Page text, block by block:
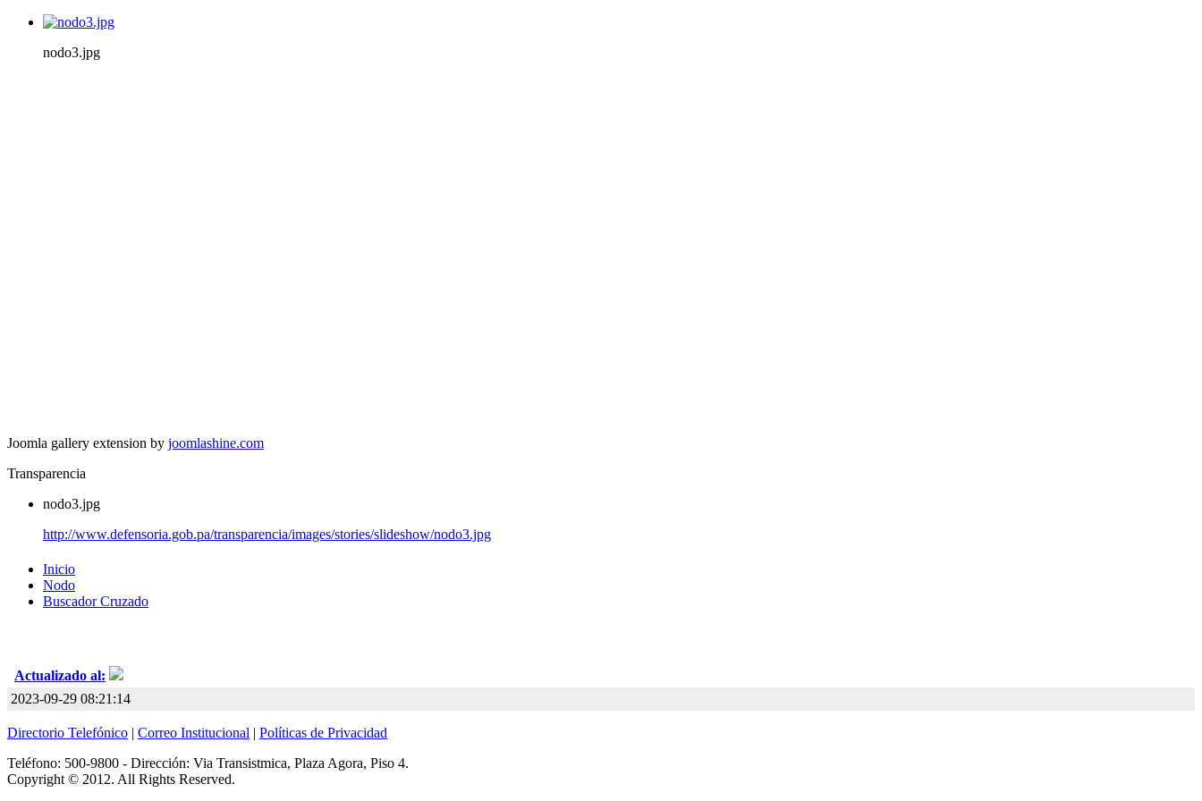
nodo3.jpg
Joomla gallery extension by joomlashine.com
Transparencia
nodo3.jpg
http://www.defensoria.gob.pa/transparencia/images/stories/slideshow/nodo3.jpg
Inicio
Nodo
Buscador Cruzado
Actualizado al:
2023-09-29 08:21:14
Directorio Telefónico | Correo Institucional | Políticas de Privacidad
Teléfono: 500-9800 - Dirección: Via Transistmica, Plaza Agora, Piso 4.
Copyright © 2012. All Rights Reserved.